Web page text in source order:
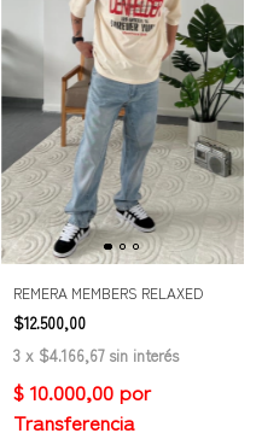
REMERA MEMBERS RELAXED
$12.500,00
3 x $4.166,67 sin interés